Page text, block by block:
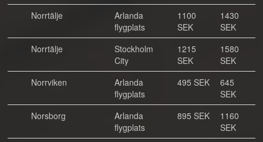
Norrtälje
Arlanda
flygplats
1100
SEK
1430
SEK
Norrtälje
Stockholm
City
1215
SEK
1580
SEK
Norrviken
Arlanda
flygplats
495 SEK
645
SEK
Norsborg
Arlanda
flygplats
895 SEK
1160
SEK